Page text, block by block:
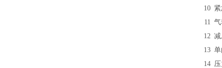
10
11 气
12 减
13 单
14 压